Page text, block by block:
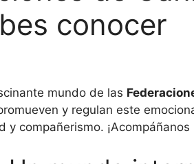
conocer
mundo de las
y regulan este
compañerismo.